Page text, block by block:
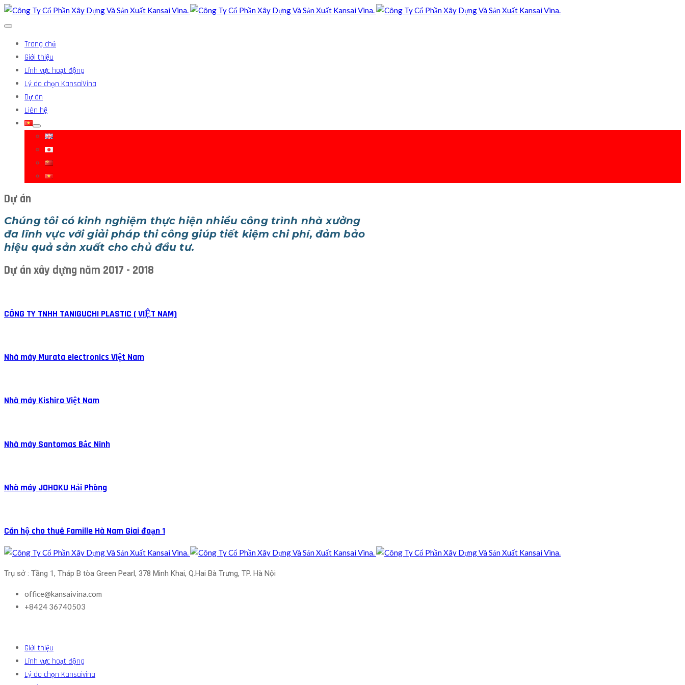
Trang chủ
Giới thiệu
Lĩnh vực hoạt động
Lý do chọn KansaiVina
Dự án
Liên hệ
Dự án
Chúng tôi có kinh nghiệm thực hiện nhiều công trình nhà xưởng
đa lĩnh vực với giải pháp thi công giúp tiết kiệm chi phí, đảm bảo
hiệu quả sản xuất cho chủ đầu tư.
Dự án xây dựng năm 2017 - 2018
CÔNG TY TNHH TANIGUCHI PLASTIC ( VIỆT NAM)
Nhà máy Murata electronics Việt Nam
Nhà máy Kishiro Việt Nam
Nhà máy Santomas Bắc Ninh
Nhà máy JOHOKU Hải Phòng
Căn hộ cho thuê Famille Hà Nam Giai đoạn 1
Trụ sở : Tầng 1, Tháp B tòa Green Pearl, 378 Minh Khai, Q.Hai Bà Trưng, TP. Hà Nội
office@kansaivina.com
+8424 36740503
Giới thiệu
Lĩnh vực hoạt động
Lý do chọn Kansaivina